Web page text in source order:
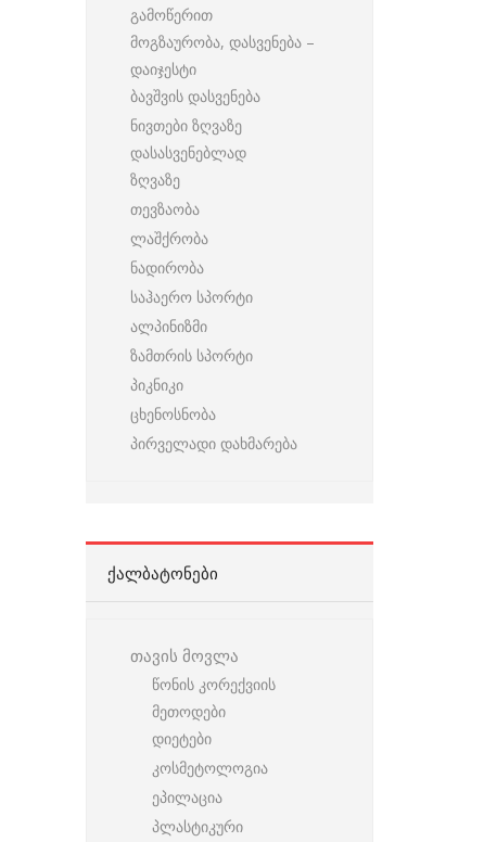
გამოწერით
მოგზაურობა, დასვენება –
დაიჯესტი
ბავშვის დასვენება
ნივთები ზღვაზე
დასასვენებლად
ზღვაზე
თევზაობა
ლაშქრობა
ნადირობა
საჰაერო სპორტი
ალპინიზმი
ზამთრის სპორტი
პიკნიკი
ცხენოსნობა
პირველადი დახმარება
ᲥᲐᲚᲑᲐᲢᲝᲜᲔᲑᲘ
თავის მოვლა
წონის კორექვიის
მეთოდები
დიეტები
კოსმეტოლოგია
ეპილაცია
პლასტიკური